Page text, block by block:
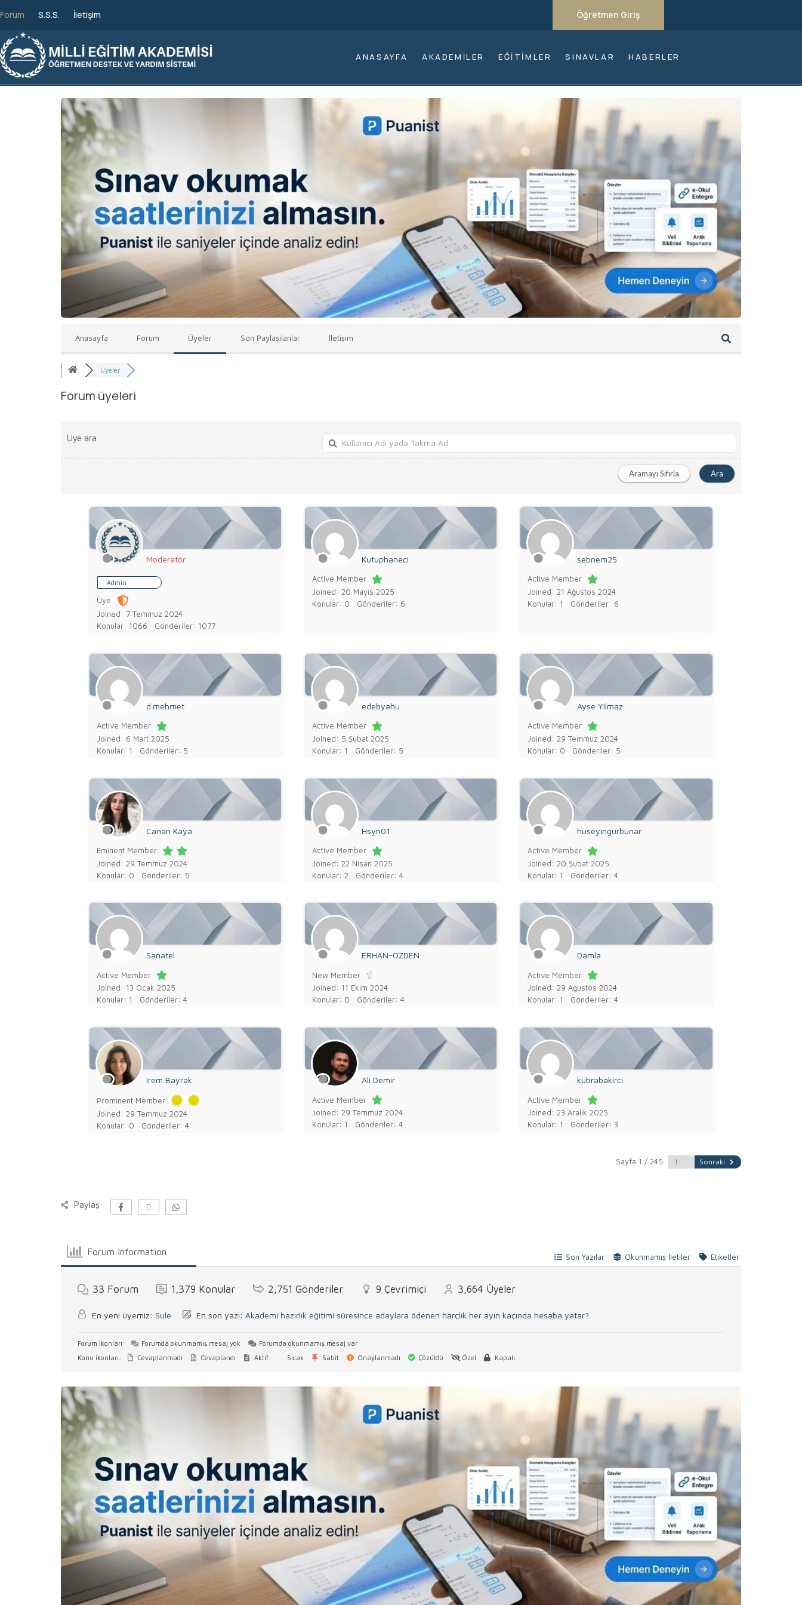
Forum S.S.S. İletişim Öğretmen Giriş
ANASAYFA AKADEMILER EĞITIMLER SINAVLAR HABERLER
Anasayfa Forum Üyeler Son Paylaşılanlar İletişim
Üyeler
Forum üyeleri
Üye ara
Moderatör
Admin
Üye
Joined: 7 Temmuz 2024
Konular: 1066
Gönderiler: 1077
Kutuphaneci
Active Member
Joined: 20 Mayıs 2025
Konular: 0
Gönderiler: 6
sebnem25
Active Member
Joined: 21 Ağustos 2024
Konular: 1
Gönderiler: 6
d.mehmet
Active Member
Joined: 6 Mart 2025
Konular: 1
Gönderiler: 5
edebyahu
Active Member
Joined: 5 Şubat 2025
Konular: 1
Gönderiler: 5
Ayse Yilmaz
Active Member
Joined: 29 Temmuz 2024
Konular: 0
Gönderiler: 5
Canan Kaya
Eminent Member
Joined: 29 Temmuz 2024
Konular: 0
Gönderiler: 5
Hsyn01
Active Member
Joined: 22 Nisan 2025
Konular: 2
Gönderiler: 4
huseyingurbunar
Active Member
Joined: 20 Şubat 2025
Konular: 1
Gönderiler: 4
Sanatel
Active Member
Joined: 13 Ocak 2025
Konular: 1
Gönderiler: 4
ERHAN-OZDEN
New Member
Joined: 11 Ekim 2024
Konular: 0
Gönderiler: 4
Damla
Active Member
Joined: 29 Ağustos 2024
Konular: 1
Gönderiler: 4
Irem Bayrak
Prominent Member
Joined: 29 Temmuz 2024
Konular: 0
Gönderiler: 4
Ali Demir
Active Member
Joined: 29 Temmuz 2024
Konular: 1
Gönderiler: 4
kubrabakirci
Active Member
Joined: 23 Aralık 2025
Konular: 1
Gönderiler: 3
Sayfa 1 / 245 Sonraki
Paylaş:
Forum Information Son Yazılar Okunmamış İletiler Etiketler
33 Forum 1,379 Konular 2,751 Gönderiler 9 Çevrimiçi 3,664 Üyeler
En yeni üyemiz: Sule En son yazı: Akademi hazırlık eğitimi süresince adaylara ödenen harçlık her ayın kaçında hesaba yatar?
Forum İkonları: Forumda okunmamış mesaj yok
Forumda okunmamış mesaj var
Konu ikonları:
Cevaplanmadı Cevaplandı Aktif Sıcak Sabit Onaylanmadı Çözüldü Özel Kapalı